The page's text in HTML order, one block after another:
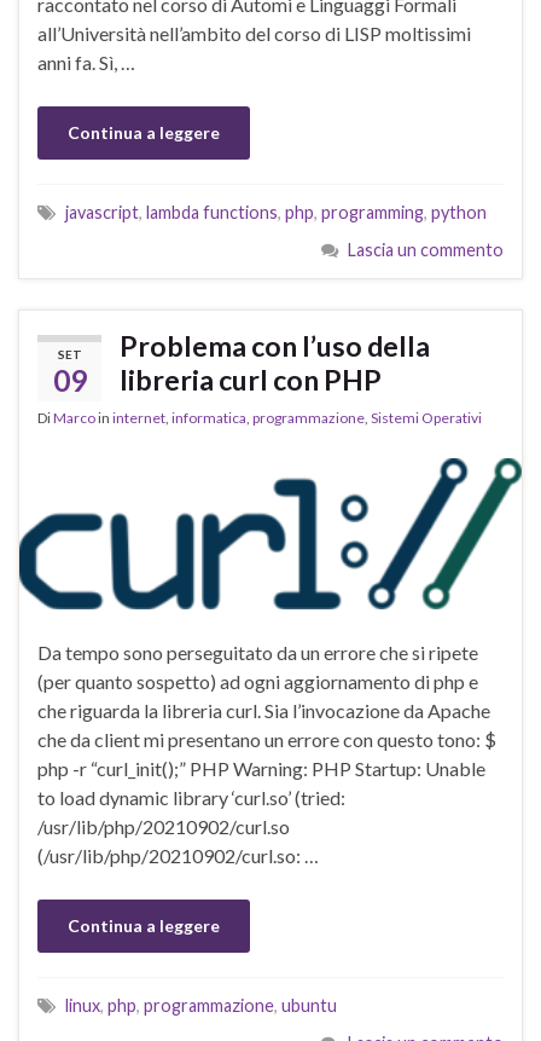
all’Università nell’ambito del corso di LISP moltissimi
anni fa. Sì, …
Continua a leggere
javascript, lambda functions, php, programming, python
Lascia un commento
SET
09
Problema con l’uso della
libreria curl con PHP
DiMarcoin internet informatica programmazione Sistemi Operativi
Da tempo sono perseguitato da un errore che si ripete
(per quanto sospetto) ad ogni aggiornamento di php e
che riguarda la libreria curl. Sia l’invocazione da Apache
che da client mi presentano un errore con questo tono: $
php -r “curl_init();” PHP Warning: PHP Startup: Unable
to load dynamic library ‘curl.so’ (tried:
/usr/lib/php/20210902/curl.so
(/usr/lib/php/20210902/curl.so: …
Continua a leggere
linux, php, programmazione, ubuntu